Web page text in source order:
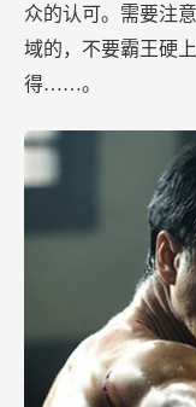
众的认可。需要注
域的，不要霸王硬
得……。